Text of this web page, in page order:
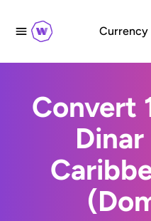
Currency
Convert